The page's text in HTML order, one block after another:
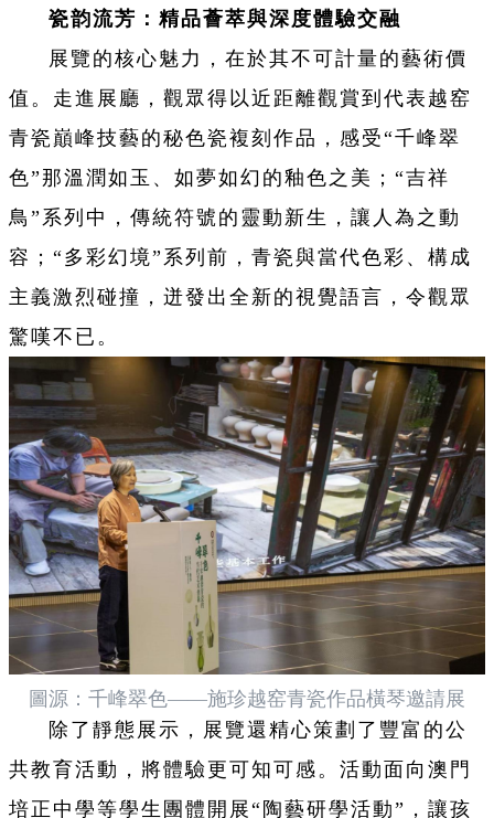
瓷韵流芳：精品薈萃與深度體驗交融
展覽的核心魅力，在於其不可計量的藝術價
值。走進展廳，觀眾得以近距離觀賞到代表越窑
青瓷巔峰技藝的秘色瓷複刻作品，感受“千峰翠
色”那溫潤如玉、如夢如幻的釉色之美；“吉祥
鳥”系列中，傳統符號的靈動新生，讓人為之動
容；“多彩幻境”系列前，青瓷與當代色彩、構成
主義激烈碰撞，迸發出全新的視覺語言，令觀眾
驚嘆不已。
圖源：千峰翠色——施珍越窑青瓷作品橫琴邀請展
除了靜態展示，展覽還精心策劃了豐富的公
共教育活動，將體驗更可知可感。活動面向澳門
培正中學等學生團體開展“陶藝研學活動”，讓孩